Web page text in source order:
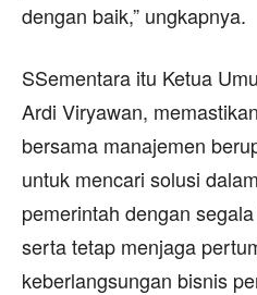
dengan baik,” ungkapnya.
SSementara itu Ketua
Ardi Viryawan,
bersama manajemen
untuk mencari solusi
pemerintah dengan
serta tetap menjaga
keberlangsungan bisnis